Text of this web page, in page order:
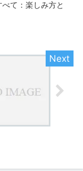
て：楽しみ方と